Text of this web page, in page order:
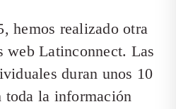
hemos realizado otra
web Latinconnect. Las
duran unos 10
toda la información